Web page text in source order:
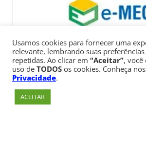
Usamos cookies para fornecer uma
relevante, lembrando suas
repetidas. Ao clicar em “Aceitar”, você
uso de TODOS os cookies. Conheça
Privacidade.
ACEITAR